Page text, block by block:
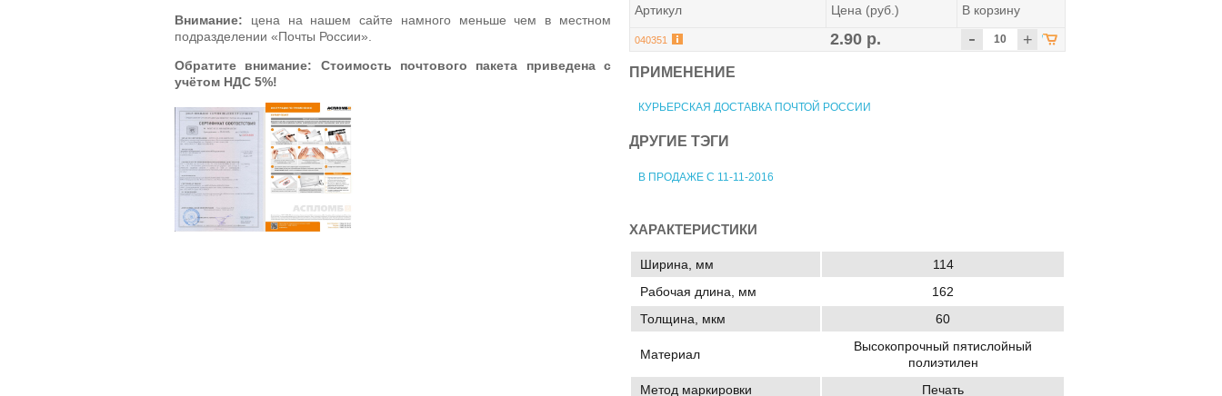
Артикул Цена (руб.) В корзину
040351 2.90 р. - +
ПРИМЕНЕНИЕ
КУРЬЕРСКАЯ ДОСТАВКА ПОЧТОЙ РОССИИ
ДРУГИЕ ТЭГИ
В ПРОДАЖЕ С 11-11-2016
Внимание: цена на нашем сайте намного меньше чем в местном
подразделении «Почты России».
Обратите внимание: Стоимость почтового пакета приведена с
учётом НДС 5%!
ХАРАКТЕРИСТИКИ
Ширина, мм
114
Рабочая длина, мм
162
Толщина, мкм
60
Материал
Высокопрочный пятислойный
полиэтилен
Метод маркировки
Печать